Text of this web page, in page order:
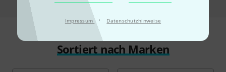
Impressum · Datenschutzhinweise
Sortiert nach Marken